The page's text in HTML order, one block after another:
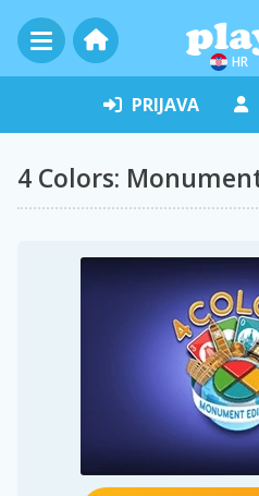
HR
PRIJAVA
4 Colors: